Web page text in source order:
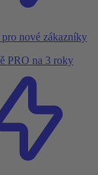
nové zákazníky
PRO na 3 roky